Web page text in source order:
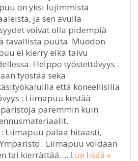
on yksi lujimmista
ja sen avulla
voivat olla pidempiä
tavallista puuta. Muodon
ei kierry eikä taivu
Helppo työstettävyys :
työstää sekä
että koneellisilla
: Liimapuu kestää
paremmin kuin
Liimapuu palaa hitaasti,
: Liimapuu voidaan
tai kierrättää…. Lue lisää »